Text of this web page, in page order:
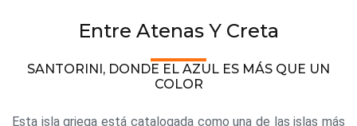
Entre Atenas Y Creta
SANTORINI, DONDE EL AZUL ES MÁS QUE UN
COLOR
Esta isla griega está catalogada como una de las islas más